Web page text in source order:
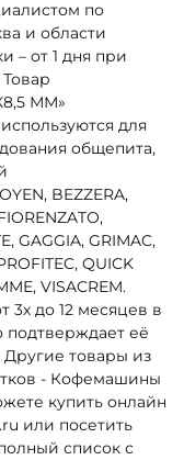
по
и области
– от 1 дня при
ММ»
для
общепита,
BEZZERA,
GAGGIA, GRIMAC,
QUICK
VISACREM.
3х до 12 месяцев в
подтверждает её
Другие товары из
- Кофемашины
купить онлайн
или посетить
список с